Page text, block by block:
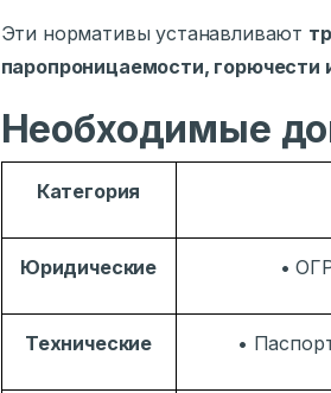
Эти нормативы устанавливают
паропроницаемости, горючести
Необходимые
Категория
Юридические •
Технические •